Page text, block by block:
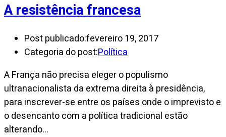
A resistência francesa
Post publicado:fevereiro 19, 2017
Categoria do post:Política
A França não precisa eleger o populismo
ultranacionalista da extrema direita à presidência,
para inscrever-se entre os países onde o imprevisto e
o desencanto com a política tradicional estão
alterando…